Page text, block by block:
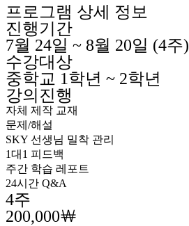
프로그램 상세 정보
진행기간
7월 24일 ~ 8월 20일 (4주)
수강대상
중학교 1학년 ~ 2학년
강의진행
자체 제작 교재
문제/해설
SKY 선생님 밀착 관리
1대1 피드백
주간 학습 레포트
24시간 Q&A
4주
200,000￦